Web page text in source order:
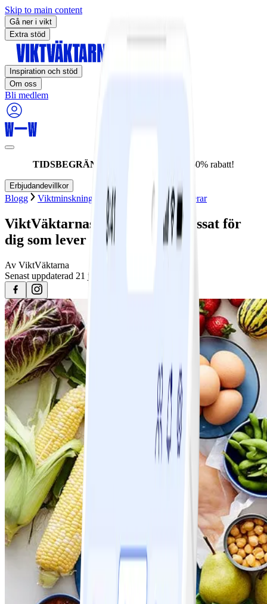
Skip to main content
Gå ner i vikt
Extra stöd
Inspiration och stöd
Om oss
Bli medlem
TIDSBEGRÄNSAT ERBJUDANDE: 60% rabatt!
Erbjudandevillkor
Blogg Viktminskning Program Hur det fungerar
ViktVäktarnas program – anpassat för
dig som lever med diabetes
Av ViktVäktarna
Senast uppdaterad 21 januari 2026